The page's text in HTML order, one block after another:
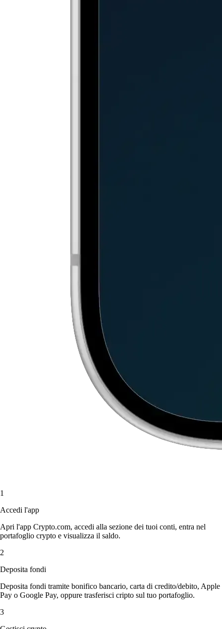
1
Accedi l'app
Apri l'app Crypto.com, accedi alla sezione dei tuoi conti, entra nel
portafoglio crypto e visualizza il saldo.
2
Deposita fondi
Deposita fondi tramite bonifico bancario, carta di credito/debito, Apple
Pay o Google Pay, oppure trasferisci cripto sul tuo portafoglio.
3